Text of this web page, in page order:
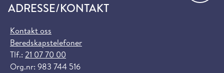
ADRESSE/KONTAKT
Kontakt oss
Beredskapstelefoner
Tlf.: 21 07 70 00
Org.nr: 983 744 516